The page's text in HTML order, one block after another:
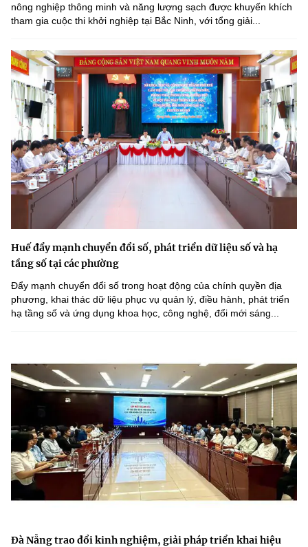
nông nghiệp thông minh và năng lượng sạch được khuyến khích
tham gia cuộc thi khởi nghiệp tại Bắc Ninh, với tổng giải...
Huế đẩy mạnh chuyển đổi số, phát triển dữ liệu số và hạ
tầng số tại các phường
Đẩy mạnh chuyển đổi số trong hoạt động của chính quyền địa
phương, khai thác dữ liệu phục vụ quản lý, điều hành, phát triển
hạ tầng số và ứng dụng khoa học, công nghệ, đổi mới sáng...
Đà Nẵng trao đổi kinh nghiệm, giải pháp triển khai hiệu